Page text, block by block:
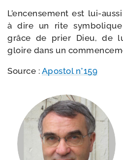
L’encensement est lui-​
à dire un rite
grâce de prier Dieu, de
gloire dans un
Source : Apostol n°159